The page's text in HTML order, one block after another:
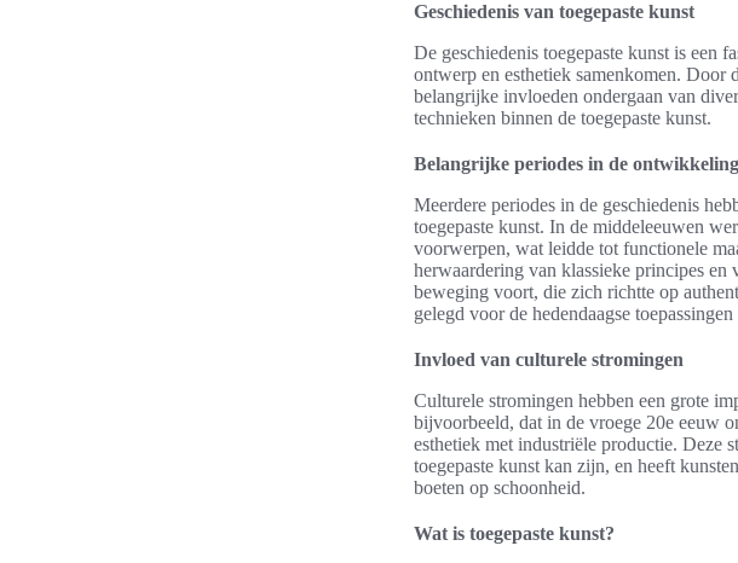
Geschiedenis van toegepaste kunst
De geschiedenis toegepaste kunst is een
ontwerp en esthetiek samenkomen.
belangrijke invloeden ondergaan van
technieken binnen de toegepaste kunst.
Belangrijke periodes in de ontwikkeling
Meerdere periodes in de geschiedenis
toegepaste kunst. In de middeleeuwen
voorwerpen, wat leidde tot functionele
herwaardering van klassieke principes en
beweging voort, die zich richtte op
gelegd voor de hedendaagse
Invloed van culturele stromingen
Culturele stromingen hebben een grote
bijvoorbeeld, dat in de vroege 20e eeuw
esthetiek met industriële productie. Deze
toegepaste kunst kan zijn, en heeft
boeten op schoonheid.
Wat is toegepaste kunst?